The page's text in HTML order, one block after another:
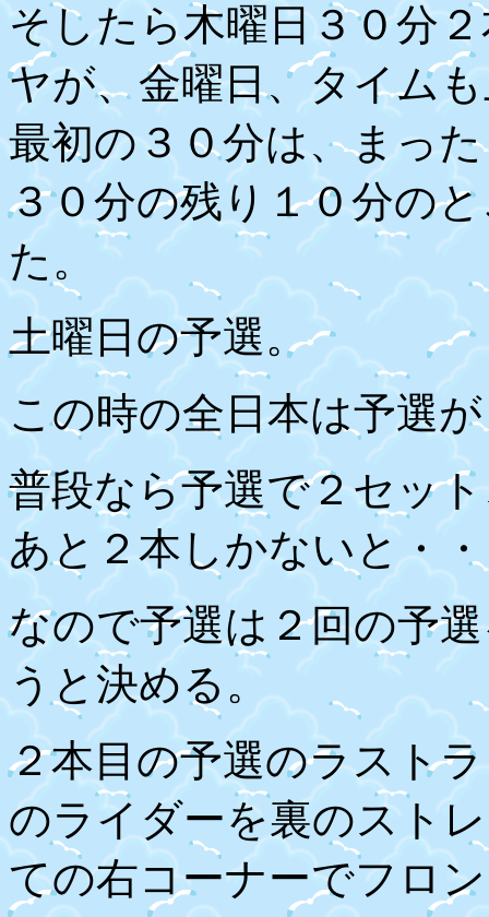
そしたら木曜日３０分
ヤが、金曜日、タイム
最初の３０分は、まっ
３０分の残り１０分の
た。
土曜日の予選。
この時の全日本は予選
普段なら予選で２セッ
あと２本しかないと・
なので予選は２回の予
うと決める。
２本目の予選のラスト
のライダーを裏のスト
ての右コーナーでフロ